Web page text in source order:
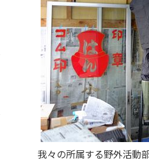
我々の所属する野外活